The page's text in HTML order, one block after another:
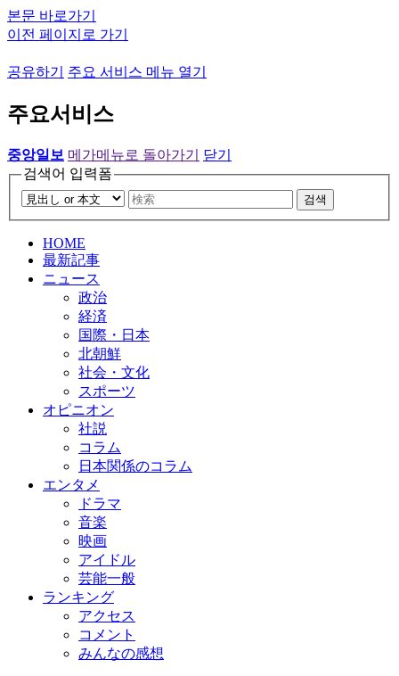
본문 바로가기
이전 페이지로 가기
공유하기 주요 서비스 메뉴 열기
주요서비스
중앙일보 메가메뉴로 돌아가기
닫기
검색어 입력폼
검색
HOME
最新記事
ニュース
政治
経済
国際・日本
北朝鮮
社会・文化
スポーツ
オピニオン
社説
コラム
日本関係のコラム
エンタメ
ドラマ
音楽
映画
アイドル
芸能一般
ランキング
アクセス
コメント
みんなの感想